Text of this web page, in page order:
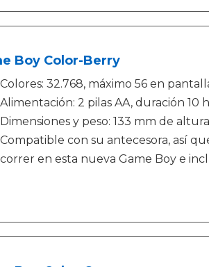
Boy Color-Berry
Colores: 32.768, máximo 56 en
Alimentación: 2 pilas AA, duración 10
Dimensiones y peso: 133 mm de
Compatible con su antecesora, así
correr en esta nueva Game Boy e